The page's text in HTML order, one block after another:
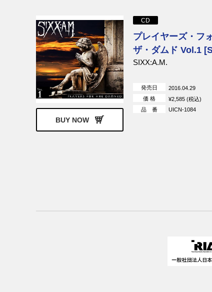
ステイタス・クォー
BUY NOW
CD
プレイヤーズ・フ
ザ・ダムド Vol.1
SIXX:A.M.
発売日
2016.04.29
価 格
¥2,585 (税込)
品 番
UICN-1084